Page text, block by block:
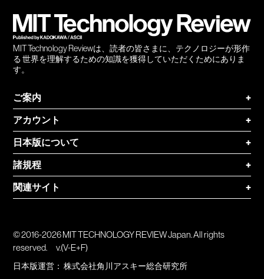
MIT Technology Reviewは、読者の皆さまに、テクノロジーが形作
る 世界を理解するための知識を獲得していただくためにありま
す。
ご案内
+
アカウント
+
日本版について
+
諸規程
+
関連サイト
+
© 2016-2026 MIT TECHNOLOGY REVIEW Japan. All rights
reserved.
v.(V-E+F)
日本版運営：株式会社角川アスキー総合研究所